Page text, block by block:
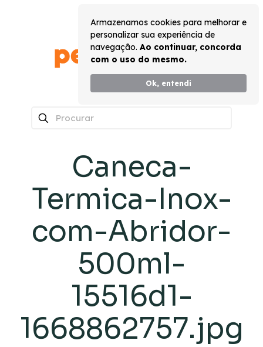
Armazenamos cookies para melhorar e
personalizar sua experiência de
navegação. Ao continuar, concorda
com o uso do mesmo.
Ok, entendi
Caneca-
Termica-Inox-
com-Abridor-
500ml-
15516d1-
1668862757.jpg